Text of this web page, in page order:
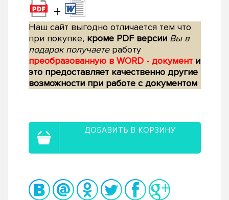
+
Наш сайт выгодно отличается тем что
при покупке, кроме PDF версии Вы в
подарок получаетеработу
преобразованную в WORD - документ и
это предоставляет качественно другие
возможности при работе с документом
ДОБАВИТЬ В КОРЗИНУ